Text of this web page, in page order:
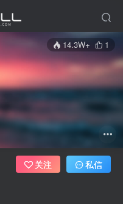
14.3W+ 1
关注 私信